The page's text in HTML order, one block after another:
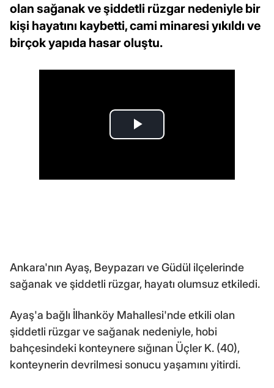
olan sağanak ve şiddetli rüzgar nedeniyle bir
kişi hayatını kaybetti, cami minaresi yıkıldı ve
birçok yapıda hasar oluştu.
Ankara'nın Ayaş, Beypazarı ve Güdül ilçelerinde
sağanak ve şiddetli rüzgar, hayatı olumsuz etkiledi.
Ayaş'a bağlı İlhanköy Mahallesi'nde etkili olan
şiddetli rüzgar ve sağanak nedeniyle, hobi
bahçesindeki konteynere sığınan Üçler K. (40),
konteynerin devrilmesi sonucu yaşamını yitirdi.